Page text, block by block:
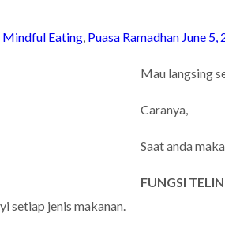
Mindful Eating Puasa Ramadhan June 5,
Mau langsing
Caranya,
Saat anda
FUNGSI
setiap jenis makanan.